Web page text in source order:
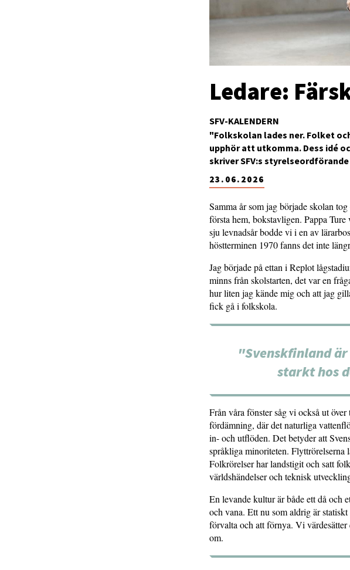
SFV-KALENDERN
Ledare:
23.06.2026
"Folkskolan lades ner. Folket
upphör att utkomma. Dess idé
skriver SFV:s
Samma år som jag började skolan
första hem, bokstavligen. Pappa
sju levnadsår bodde vi i en av
höstterminen 1970 fanns det inte
Jag började på ettan i Replot
minns från skolstarten, det var en
hur liten jag kände mig och att jag
fick gå i folkskola.
"Svenskfinland
starkt hos
Från våra fönster såg vi också ut
fördämning, där det naturliga
in- och utflöden. Det betyder att
språkliga minoriteten.
Folkrörelser har landstigit och satt
världshändelser och teknisk
En levande kultur är både ett då och
och vana. Ett nu som aldrig är
förvalta och att förnya. Vi
om.